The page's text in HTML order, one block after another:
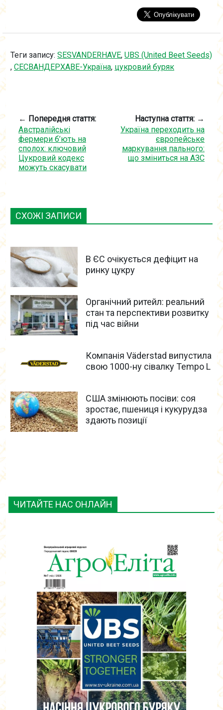
ЧИТАЙТЕ НАС ОНЛАЙН
Теги запису: SESVANDERHAVE, UBS (United Beet Seeds)
, СЕСВАНДЕРХАВЕ-Україна, цукровий буряк
← Попередня стаття:
Австралійські
фермери б’ють на
сполох: ключовий
Цукровий кодекс
можуть скасувати
Наступна стаття: →
Україна переходить на
європейське
маркування пального:
що зміниться на АЗС
СХОЖІ ЗАПИСИ
В ЄС очікується дефіцит на
ринку цукру
Органічний ритейл: реальний
стан та перспективи розвитку
під час війни
Компанія Väderstad випустила
свою 1000-ну сівалку Tempo L
США змінюють посіви: соя
зростає, пшениця і кукурудза
здають позиції